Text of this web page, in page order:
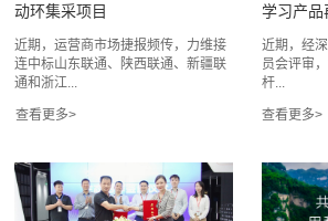
动环集采项目
近期，运营商市场捷报频传，力维接
连中标山东联通、陕西联通、新疆联
通和浙江...
学习产品
近期，经
员会评审
杆...